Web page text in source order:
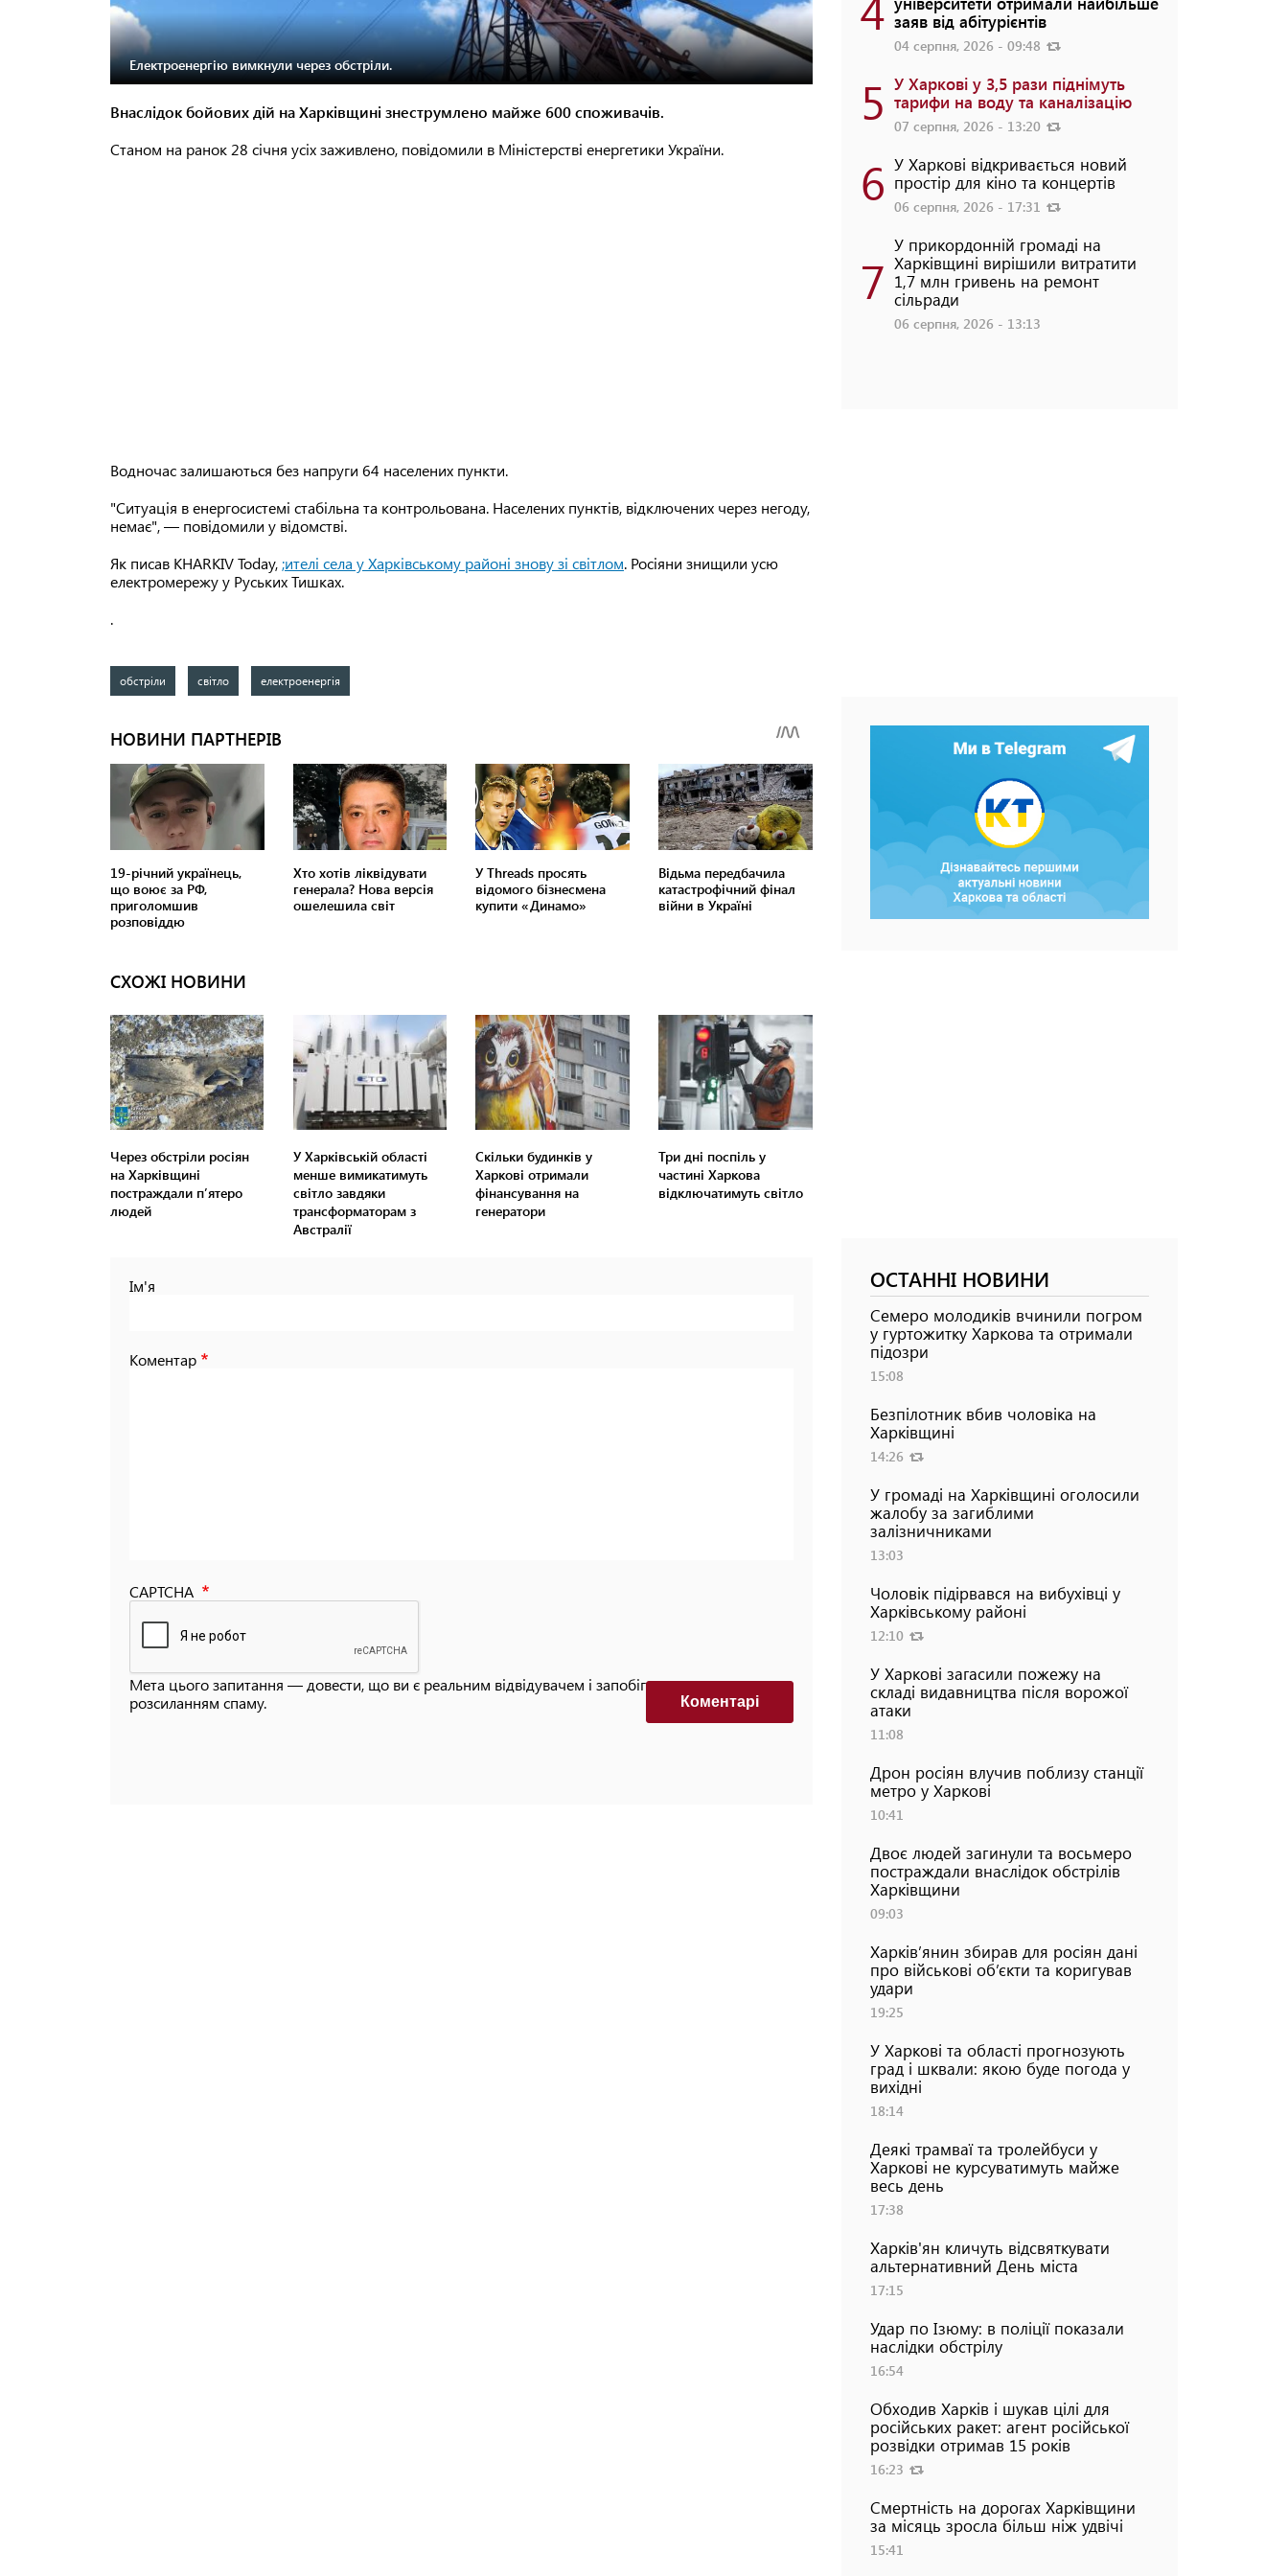
Електроенергію вимкнули через обстріли.
Внаслідок бойових дій на Харківщині знеструмлено майже 600 споживачів.
Станом на ранок 28 січня усіх заживлено, повідомили в Міністерстві енергетики України.
Водночас залишаються без напруги 64 населених пункти.
"Ситуація в енергосистемі стабільна та контрольована. Населених пунктів, відключених через негоду,
немає", — повідомили у відомстві.
Як писав KHARKIV Today, ;ителі села у Харківському районі знову зі світлом. Росіяни знищили усю
електромережу у Руських Тишках.
.
обстріли світло електроенергія
СХОЖІ НОВИНИ
Через обстріли росіян
на Харківщині
постраждали п’ятеро
людей
У Харківській області
менше вимикатимуть
світло завдяки
трансформаторам з
Австралії
Скільки будинків у
Харкові отримали
фінансування на
генератори
Три дні поспіль у
частині Харкова
відключатимуть світло
Ім'я
Коментар
CAPTCHA
Мета цього запитання — довести, що ви є реальним відвідувачем і запобігти автоматизованим
розсиланням спаму.
Коментарi
заяв від абітурієнтів
04 серпня, 2026 - 09:48
5 У Харкові у 3,5 рази піднімуть
тарифи на воду та каналізацію
07 серпня, 2026 - 13:20
6 У Харкові відкривається новий
простір для кіно та концертів
06 серпня, 2026 - 17:31
7
У прикордонній громаді на
Харківщині вирішили витратити
1,7 млн гривень на ремонт
сільради
06 серпня, 2026 - 13:13
ОСТАННІ НОВИНИ
Семеро молодиків вчинили погром
у гуртожитку Харкова та отримали
підозри
15:08
Безпілотник вбив чоловіка на
Харківщині
14:26
У громаді на Харківщині оголосили
жалобу за загиблими
залізничниками
13:03
Чоловік підірвався на вибухівці у
Харківському районі
12:10
У Харкові загасили пожежу на
складі видавництва після ворожої
атаки
11:08
Дрон росіян влучив поблизу станції
метро у Харкові
10:41
Двоє людей загинули та восьмеро
постраждали внаслідок обстрілів
Харківщини
09:03
Харків’янин збирав для росіян дані
про військові об’єкти та коригував
удари
19:25
У Харкові та області прогнозують
град і шквали: якою буде погода у
вихідні
18:14
Деякі трамваї та тролейбуси у
Харкові не курсуватимуть майже
весь день
17:38
Харків'ян кличуть відсвяткувати
альтернативний День міста
17:15
Удар по Ізюму: в поліції показали
наслідки обстрілу
16:54
Обходив Харків і шукав цілі для
російських ракет: агент російської
розвідки отримав 15 років
16:23
Смертність на дорогах Харківщини
за місяць зросла більш ніж удвічі
15:41